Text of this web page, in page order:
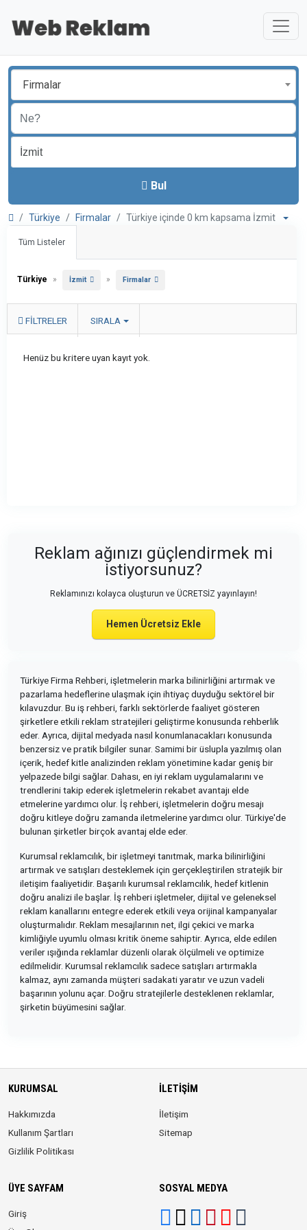
Firmalar
Bul
Türkiye Firmalar Türkiye içinde 0 km kapsama İzmit
Tüm Listeler
Türkiye » İzmit » Firmalar
FILTRELER SIRALA
Henüz bu kritere uyan kayıt yok.
Reklam ağınızı güçlendirmek mi
istiyorsunuz?
Reklamınızı kolayca oluşturun ve ÜCRETSİZ yayınlayın!
Hemen Ücretsiz Ekle
Türkiye Firma Rehberi, işletmelerin marka bilinirliğini artırmak ve
pazarlama hedeflerine ulaşmak için ihtiyaç duyduğu sektörel bir
kılavuzdur. Bu iş rehberi, farklı sektörlerde faaliyet gösteren
şirketlere etkili reklam stratejileri geliştirme konusunda rehberlik
eder. Ayrıca, dijital medyada nasıl konumlanacakları konusunda
benzersiz ve pratik bilgiler sunar. Samimi bir üslupla yazılmış olan
içerik, hedef kitle analizinden reklam yönetimine kadar geniş bir
yelpazede bilgi sağlar. Dahası, en iyi reklam uygulamalarını ve
trendlerini takip ederek işletmelerin rekabet avantajı elde
etmelerine yardımcı olur. İş rehberi, işletmelerin doğru mesajı
doğru kitleye doğru zamanda iletmelerine yardımcı olur. Türkiye'de
bulunan şirketler birçok avantaj elde eder.
Kurumsal reklamcılık, bir işletmeyi tanıtmak, marka bilinirliğini
artırmak ve satışları desteklemek için gerçekleştirilen stratejik bir
iletişim faaliyetidir. Başarılı kurumsal reklamcılık, hedef kitlenin
doğru analizi ile başlar. İş rehberi işletmeler, dijital ve geleneksel
reklam kanallarını entegre ederek etkili veya orijinal kampanyalar
oluşturmalıdır. Reklam mesajlarının net, ilgi çekici ve marka
kimliğiyle uyumlu olması kritik öneme sahiptir. Ayrıca, elde edilen
veriler ışığında reklamlar düzenli olarak ölçülmeli ve optimize
edilmelidir. Kurumsal reklamcılık sadece satışları artırmakla
kalmaz, aynı zamanda müşteri sadakati yaratır ve uzun vadeli
başarının yolunu açar. Doğru stratejilerle desteklenen reklamlar,
şirketin büyümesini sağlar.
KURUMSAL
Hakkımızda
Kullanım Şartları
Gizlilik Politikası
İLETIŞIM
İletişim
Sitemap
ÜYE SAYFAM
Giriş
SOSYAL MEDYA